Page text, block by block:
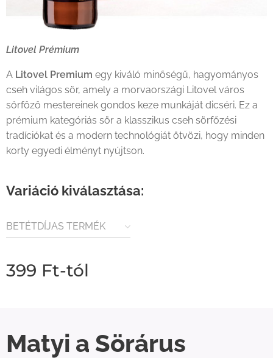
Litovel Prémium
A Litovel Premium egy kiváló minőségű, hagyományos
cseh világos sör, amely a morvaországi Litovel város
sörfőző mestereinek gondos keze munkáját dicséri. Ez a
prémium kategóriás sör a klasszikus cseh sörfőzési
tradíciókat és a modern technológiát ötvözi, hogy minden
korty egyedi élményt nyújtson.
Variáció kiválasztása:
BETÉTDÍJAS TERMÉK
399 Ft-tól
Matyi a Sörárus